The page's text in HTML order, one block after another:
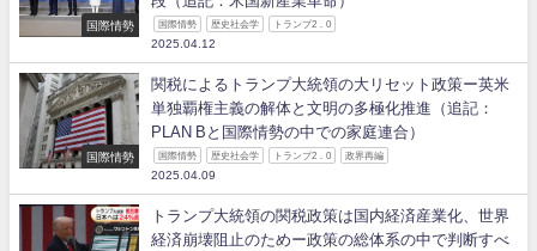
国際情勢 国際情勢 歴史社会学 トランプ2．0
2025.04.12
国際情勢
関税によるトランプ大統領の大リセット政策ー英米
単独覇権主義の解体と文明の多極化推進（追記：
PLAN Bと国際情勢の中での家庭連合）
国際情勢 歴史社会学 トランプ2．0 政界再編
2025.04.09
トランプ大統領の関税政策は国内経済産業化、世界
経済崩壊阻止のためー政策の総体系の中で判断すべ